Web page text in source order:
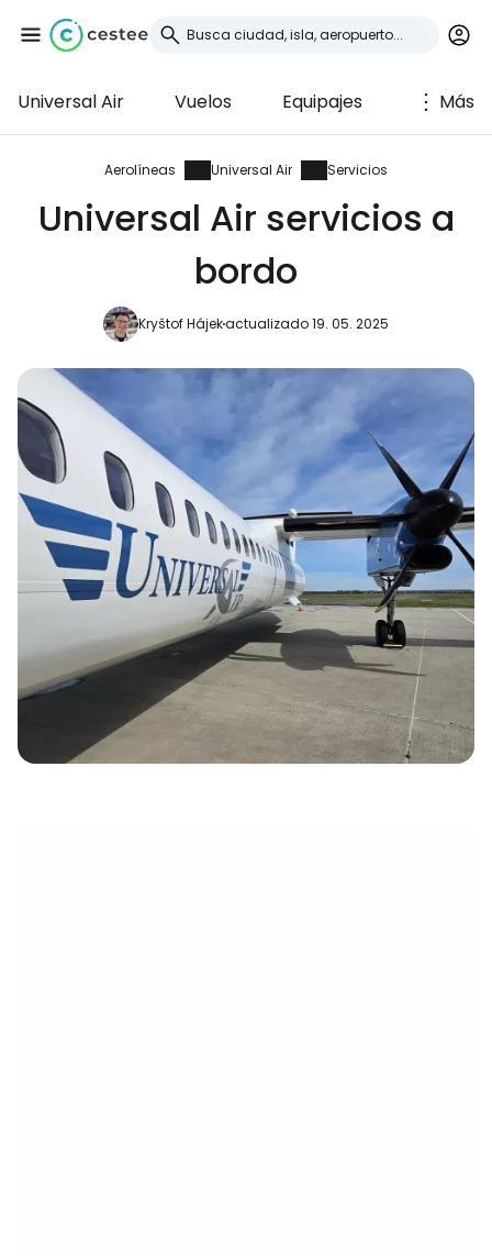
Universal Air Vuelos Equipajes Más
Aerolíneas Universal Air Servicios
Universal Air servicios a
bordo
Kryštof Hájekactualizado 19. 05. 2025
Iniciar sesión en
Cestee
... la comunidad mundial de viajeros
Continuar con Facebook
Continuar con Email